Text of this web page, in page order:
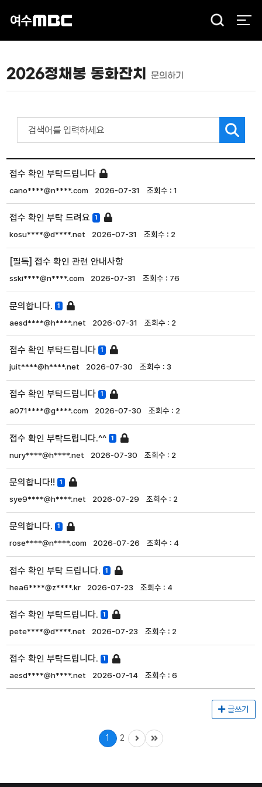
검
2026정채봉 동화잔치 문의하기
접수 확인 부탁드립니다
cano****@n****.com 2026-07-31 1
접수 확인 부탁 드려요 1
kosu****@d****.net 2026-07-31 2
[필독] 접수 확인 관련 안내사항
sski****@n****.com 2026-07-31 76
문의합니다. 1
aesd****@h****.net 2026-07-31 2
접수 확인 부탁드립니다 1
juit****@h****.net 2026-07-30 3
접수 확인 부탁드립니다 1
a071****@g****.com 2026-07-30 2
접수 확인 부탁드립니다.^^ 1
nury****@h****.net 2026-07-30 2
문의합니다!! 1
sye9****@h****.net 2026-07-29 2
문의합니다. 1
rose****@n****.com 2026-07-26 4
접수 확인 부탁 드립니다. 1
hea6****@z****.kr 2026-07-23 4
접수 확인 부탁드립니다. 1
pete****@d****.net 2026-07-23 2
접수 확인 부탁드립니다. 1
aesd****@h****.net 2026-07-14 6
글쓰기
1 2